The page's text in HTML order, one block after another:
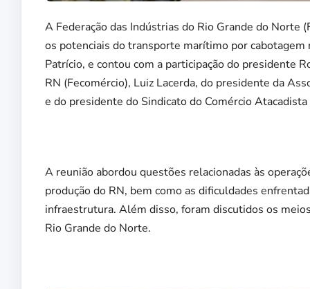
A Federação das Indústrias do Rio Grande do Norte
os potenciais do transporte marítimo por
Patrício, e contou com a participação do presidente
RN (Fecomércio), Luiz Lacerda, do presidente da
e do presidente do Sindicato do Comércio
A reunião abordou questões relacionadas às
produção do RN, bem como as dificuldades
infraestrutura. Além disso, foram discutidos os
Rio Grande do Norte.